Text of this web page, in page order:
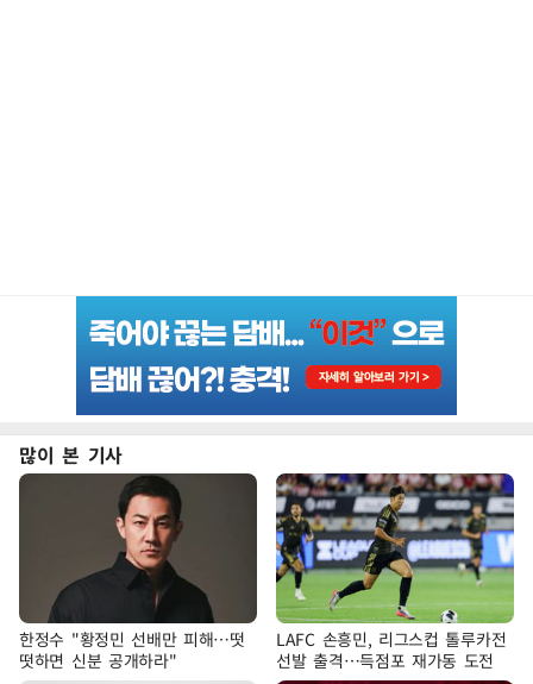
많이 본 기사
한정수 "황정민 선배만 피해…떳
떳하면 신분 공개하라"
LAFC 손흥민, 리그스컵 톨루카전
선발 출격…득점포 재가동 도전